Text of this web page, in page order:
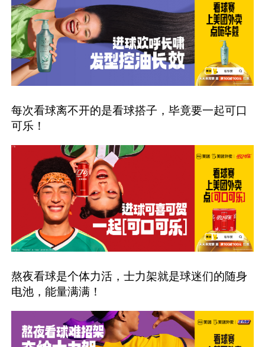
每次看球离不开的是看球搭子，毕竟要一起可口
可乐！
熬夜看球是个体力活，士力架就是球迷们的随身
电池，能量满满！